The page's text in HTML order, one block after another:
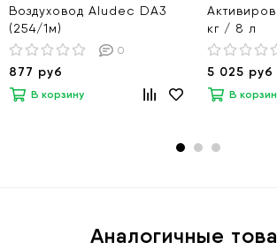
Воздуховод Aludec DA3
(254/1м)
0
877 руб
В корзину
кг / 8 л
5 025 руб
В
Аналогичные